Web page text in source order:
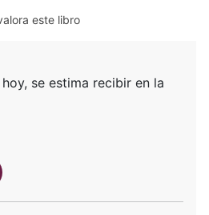
este libro
se estima recibir en la